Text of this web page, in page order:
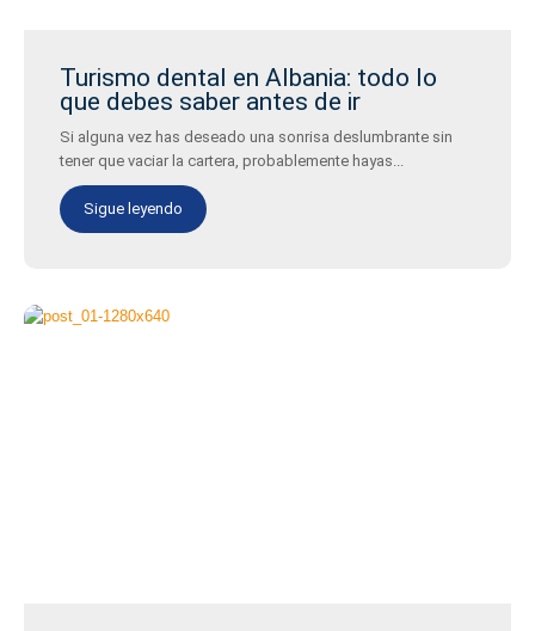
Turismo dental en Albania: todo lo
que debes saber antes de ir
Si alguna vez has deseado una sonrisa deslumbrante sin
tener que vaciar la cartera, probablemente hayas...
Sigue leyendo